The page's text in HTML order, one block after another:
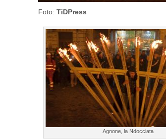
Foto: TiDPress
Agnone, la Ndocciata